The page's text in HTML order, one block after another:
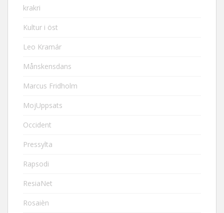
krakri
Kultur i öst
Leo Kramár
Månskensdans
Marcus Fridholm
MojUppsats
Occident
Pressylta
Rapsodi
ResiaNet
Rosaièn